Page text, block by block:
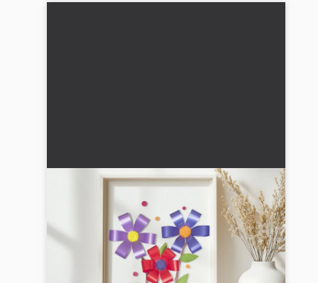
Lav papirblomster: vejledning med
billeder og video
Lav markblomster af papir: En simpel vejledning
til kreative stunder for familier. Perfekt til
regnfulde dage med børn! 🌸...